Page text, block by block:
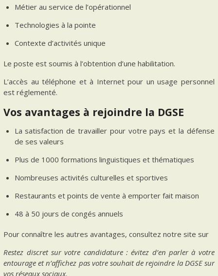
Métier au service de l’opérationnel
Technologies à la pointe
Contexte d’activités unique
Le poste est soumis à l’obtention d’une habilitation.
L’accès au téléphone et à Internet pour un usage personnel
est réglementé.
Vos avantages à rejoindre la DGSE
La satisfaction de travailler pour votre pays et la défense
de ses valeurs
Plus de 1000 formations linguistiques et thématiques
Nombreuses activités culturelles et sportives
Restaurants et points de vente à emporter fait maison
48 à 50 jours de congés annuels
Pour connaître les autres avantages, consultez notre site sur
Restez discret sur votre candidature : évitez d’en parler à votre
entourage et n’affichez pas votre souhait de rejoindre la DGSE sur
vos réseaux sociaux.